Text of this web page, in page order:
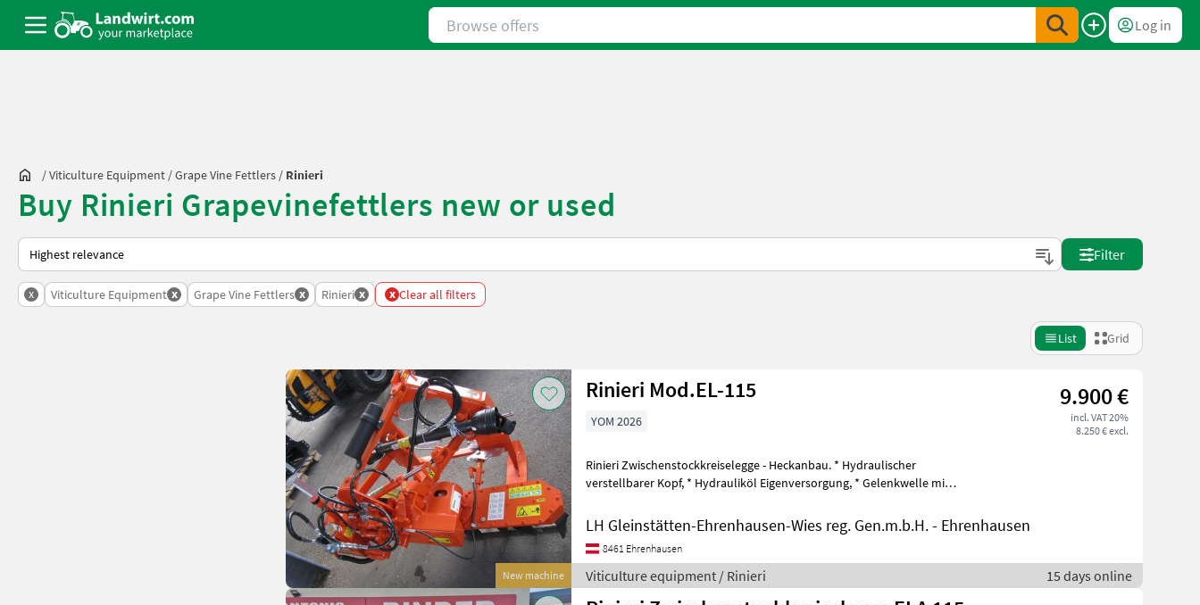
Browse offers
Log in
/Viticulture Equipment /Grape Vine Fettlers / Rinieri
Buy Rinieri Grapevinefettlers new or used
This is how sorting works on Landwirt.com
Filter
x Viticulture Equipment x Grape Vine Fettlers x Rinieri x x Clear all filters
List Grid
New machine
Rinieri Mod.EL-115 9.900 €
incl. VAT 20%
8.250 € excl.
YOM 2026
Rinieri Zwischenstockkreiselegge - Heckanbau. * Hydraulischer
verstellbarer Kopf, * Hydrauliköl Eigenversorgung, * Gelenkwelle mit
LH Gleinstätten-Ehrenhausen-Wies reg. Gen.m.b.H. - Ehrenhausen
8461 Ehrenhausen
Viticulture equipment / Rinieri 15 days online